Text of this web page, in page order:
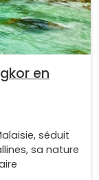
en
séduit
sa nature